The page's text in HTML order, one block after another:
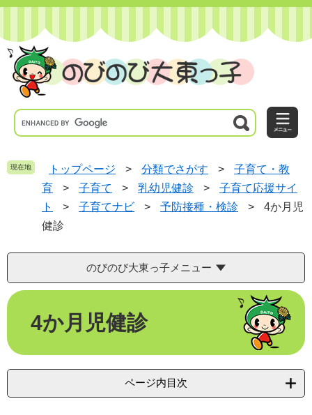
ペ
ジ
の
メ
ュ
ー
現在地 トップページ > 分類でさがす >
子育て・教
育
> 子育て > 乳幼児健診 >
子育て応援サイ
ト
> 子育てナビ > 予防接種・検診 >
4か月児
健診
のびのび大東っ子メニュー
本
4か月児健診
ページ内目次